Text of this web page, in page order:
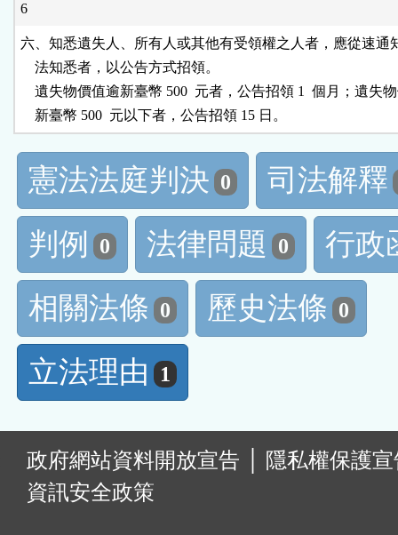
6
六、知悉遺失人、所有人或其他有受領權之人者，應從速通
    法知悉者，以公告方式招領。
遺失物價值逾新臺幣 500  元者，公告招領 1  個月；遺失
    新臺幣 500  元以下者，公告招領 15 日。
憲法法庭判決 0
司法解釋
判例
0 法律問題 0
行政
相關法條 0 歷史法條 0
立法理由 1
政府網站資料開放宣告
隱私權保護
資訊安全政策